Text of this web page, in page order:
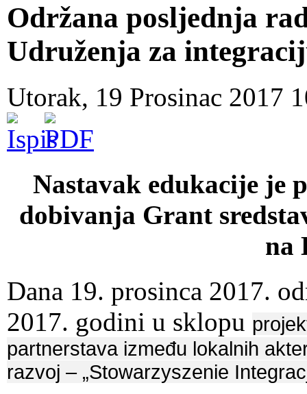
Održana posljednja
Udruženja za
Utorak, 19 Prosinac 2017
Nastavak edukacije je
dobivanja Grant
na
Dana 19. prosinca 2017.
2017. godini u sklopu
partnerstava između lokalnih
razvoj – „Stowarzyszenie